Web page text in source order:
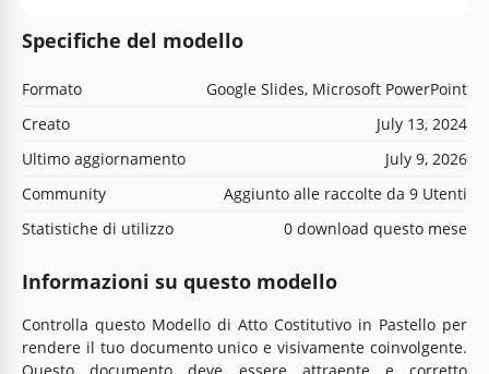
Specifiche del modello
Formato
Google Slides, Microsoft PowerPoint
Creato
July 13, 2024
Ultimo aggiornamento
July 9, 2026
Community
Aggiunto alle raccolte da 9 Utenti
Statistiche di utilizzo
0 download questo mese
Informazioni su questo modello
Controlla questo Modello di Atto Costitutivo in Pastello per
rendere il tuo documento unico e visivamente coinvolgente.
Questo documento deve essere attraente e corretto